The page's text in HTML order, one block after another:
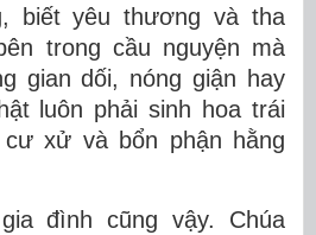
biết yêu thương và tha
trong cầu nguyện mà
gian dối, nóng giận hay
luôn phải sinh hoa trái
xử và bổn phận hằng
đình cũng vậy. Chúa